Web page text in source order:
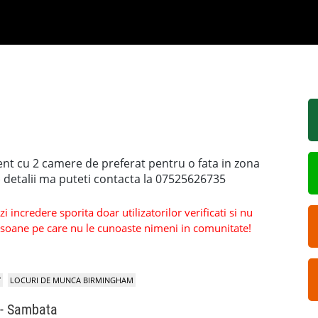
cu 2 camere de preferat pentru o fata in zona
ma puteti contacta la 07525626735
incredere sporita doar utilizatorilor verificati si nu
pe care nu le cunoaste nimeni in comunitate!
LOCURI DE MUNCA BIRMINGHAM
Sambata